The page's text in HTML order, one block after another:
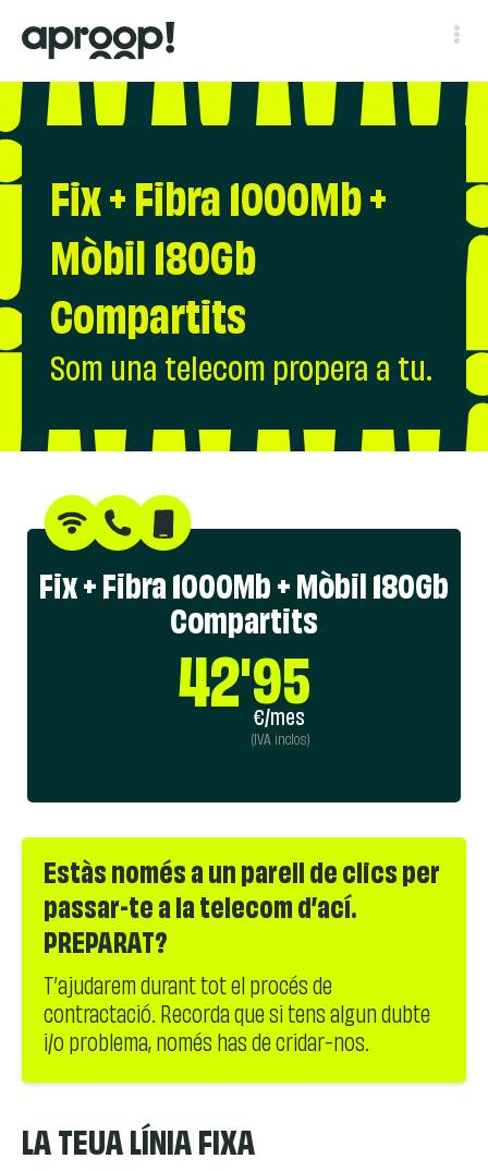
Fix + Fibra 1000Mb +
Mòbil 180Gb
Compartits
Som una telecom propera a tu.
Estàs només a un parell de clics per
passar-te a la telecom d’ací.
PREPARAT?
T’ajudarem durant tot el procés de
contractació. Recorda que si tens algun dubte
i/o problema, només has de cridar-nos.
LA TEUA LÍNIA FIXA
Fix + Fibra 1000Mb + Mòbil 180Gb
Compartits
42'95
€/mes
(IVA inclos)